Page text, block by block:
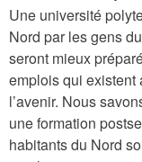
Une université
Nord par les gens
seront mieux
emplois qui existent
l’avenir. Nous
une formation
habitants du Nord